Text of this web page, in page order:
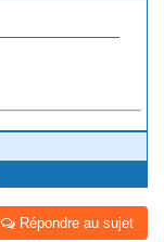
Répondre au sujet